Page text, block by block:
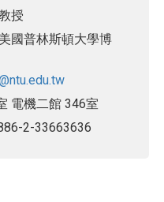
授
美國普林斯頓大學博
電機二館 346室
2-33663636